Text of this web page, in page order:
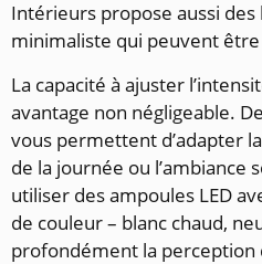
Intérieurs propose aussi
minimaliste qui peuvent
La capacité à ajuster
avantage non négligeable.
vous permettent d’adapter
de la journée ou l’ambiance
utiliser des ampoules LED
de couleur – blanc chaud,
profondément la perception